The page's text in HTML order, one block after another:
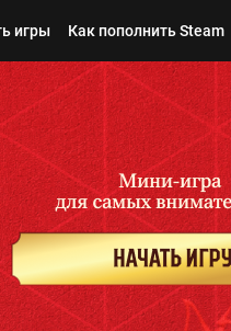
игры Как пополнить Steam